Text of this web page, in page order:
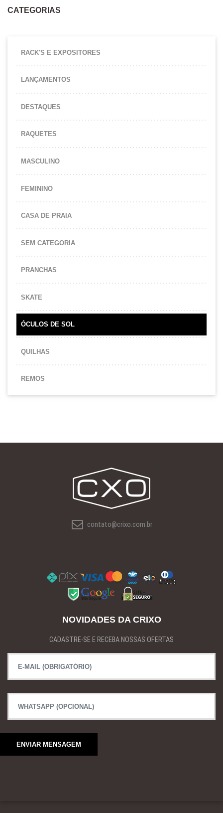
CATEGORIAS
RACK'S E EXPOSITORES
LANÇAMENTOS
DESTAQUES
RAQUETES
MASCULINO
FEMININO
CASA DE PRAIA
SEM CATEGORIA
PRANCHAS
SKATE
ÓCULOS DE SOL
QUILHAS
REMOS
contato@crixo.com.br
NOVIDADES DA CRIXO
CADASTRE-SE E RECEBA NOSSAS OFERTAS